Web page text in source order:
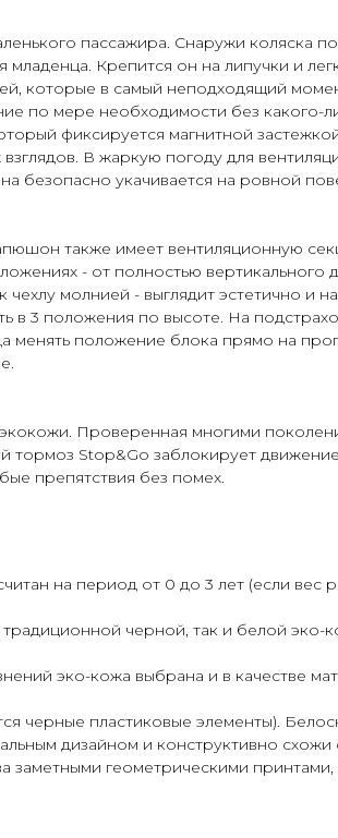
пассажира. Снаружи коляска
Крепится он на липучки и
которые в самый неподходящий
по мере необходимости без
фиксируется магнитной
В жаркую погоду для
безопасно укачивается на ровной
также имеет вентиляционную
- от полностью вертикального
молнией - выглядит эстетично и
3 положения по высоте. На
положение блока прямо на
Проверенная многими
Stop&Go заблокирует
препятствия без помех.
на период от 0 до 3 лет (если
традиционной черной, так и белой
эко-кожа выбрана и в качестве
черные пластиковые элементы).
дизайном и конструктивно схожи
заметными геометрическими